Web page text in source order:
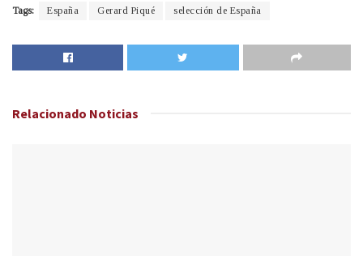
Tags: España Gerard Piqué selección de España
Relacionado Noticias